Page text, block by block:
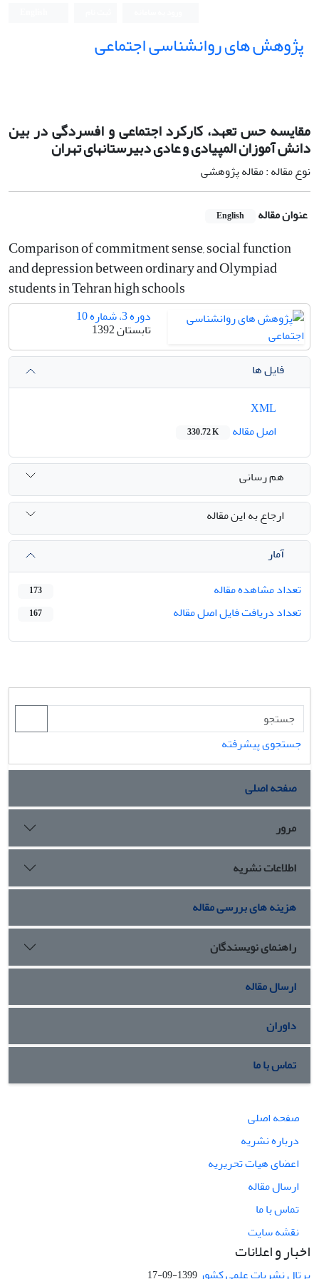
پژوهش های روانشناسی اجتماعی
مقایسه حس تعهد، کارکرد اجتماعی و افسردگی در بین
دانش آموزان المپیادی و عادی دبیرستانهای تهران
نوع مقاله : مقاله پژوهشی
عنوان مقاله English
Comparison of commitment sense, social function
and depression between ordinary and Olympiad
students in Tehran high schools
دوره 3، شماره 10
تابستان 1392
فایل ها
اصل مقاله
330.72 K
هم رسانی
ارجاع به این مقاله
آمار
تعداد مشاهده مقاله
173
تعداد دریافت فایل اصل مقاله 167
جستجوی پیشرفته
صفحه اصلی
مرور
اطلاعات نشریه
هزینه های بررسی مقاله
راهنمای نویسندگان
ارسال مقاله
داوران
تماس با ما
صفحه اصلی
درباره نشریه
اعضای هیات تحریریه
ارسال مقاله
تماس با ما
نقشه سایت
اخبار و اعلانات